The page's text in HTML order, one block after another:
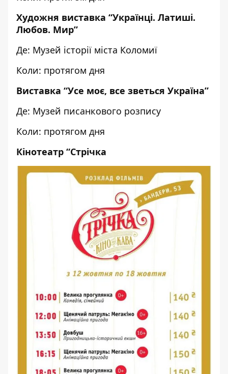
Художня виставка “Українці. Латиші.
Любов. Мир”
Де: Музей історії міста Коломиї
Коли: протягом дня
Виставка “Усе моє, все зветься Україна”
Де: Музей писанкового розпису
Коли: протягом дня
Кінотеатр “Стрічка